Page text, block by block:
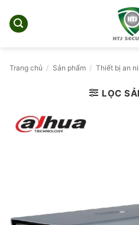
qua
Trang chủ / Sản phẩm / Thiết bị an
LỌC